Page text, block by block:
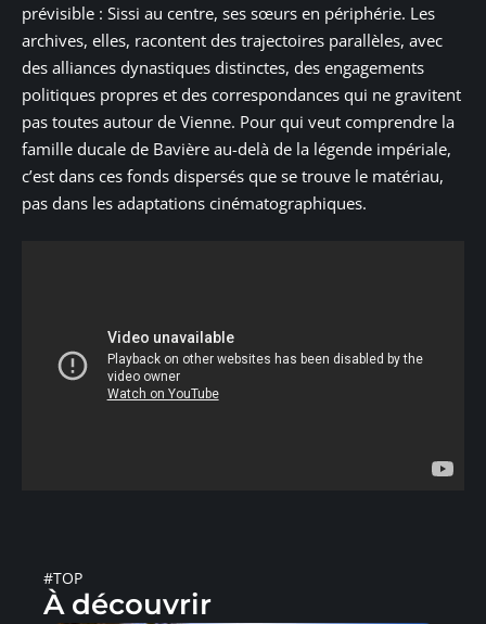
prévisible : Sissi au centre, ses sœurs en périphérie. Les
archives, elles, racontent des trajectoires parallèles, avec
des alliances dynastiques distinctes, des engagements
politiques propres et des correspondances qui ne gravitent
pas toutes autour de Vienne. Pour qui veut comprendre la
famille ducale de Bavière au-delà de la légende impériale,
c’est dans ces fonds dispersés que se trouve le matériau,
pas dans les adaptations cinématographiques.
#TOP
À découvrir